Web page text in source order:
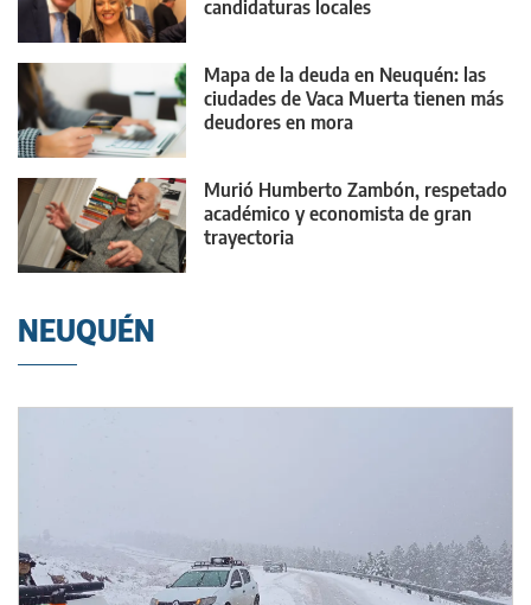
candidaturas locales
Mapa de la deuda en Neuquén: las
ciudades de Vaca Muerta tienen más
deudores en mora
Murió Humberto Zambón, respetado
académico y economista de gran
trayectoria
NEUQUÉN